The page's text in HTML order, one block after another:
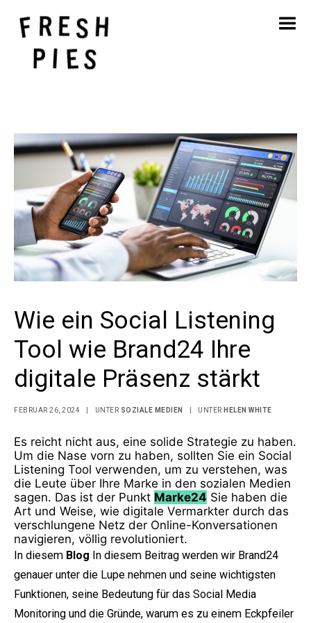
Startseite
Kontakt
Wie ein Social Listening
Tool wie Brand24 Ihre
digitale Präsenz stärkt
FEBRUAR 26, 2024 UNTER SOZIALE MEDIEN UNTER HELEN WHITE
Es reicht nicht aus, eine solide Strategie zu haben.
Um die Nase vorn zu haben, sollten Sie ein Social
Listening Tool verwenden, um zu verstehen, was
die Leute über Ihre Marke in den sozialen Medien
sagen. Das ist der Punkt Marke24 Sie haben die
Art und Weise, wie digitale Vermarkter durch das
verschlungene Netz der Online-Konversationen
navigieren, völlig revolutioniert.
In diesem Blog In diesem Beitrag werden wir Brand24
genauer unter die Lupe nehmen und seine wichtigsten
Funktionen, seine Bedeutung für das Social Media
Monitoring und die Gründe, warum es zu einem Eckpfeiler